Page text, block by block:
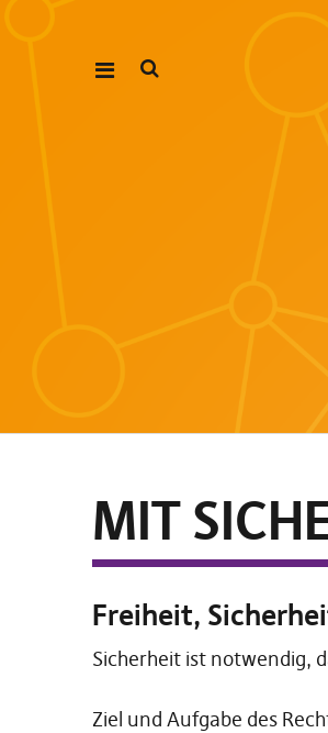
MIT
Freiheit,
Sicherheit ist notwendig,
Ziel und Aufgabe des